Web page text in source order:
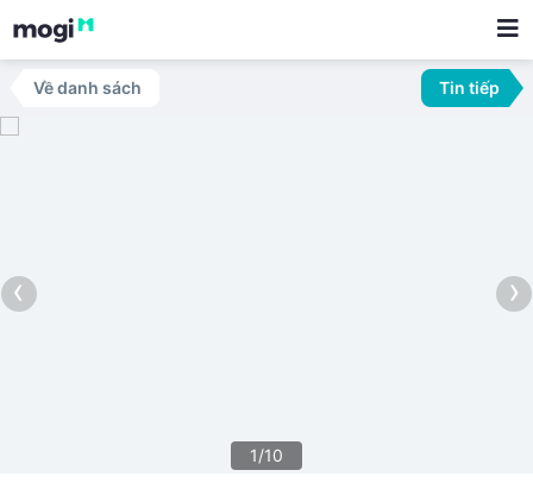
Về danh sách Tin tiếp
‹ ›
1/10